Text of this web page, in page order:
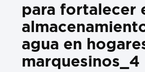
para fortalecer
agua en
marquesinos_4